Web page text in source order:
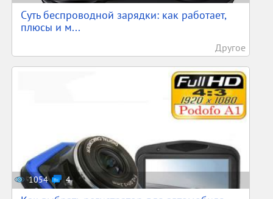
Суть беспроводной зарядки: как работает,
плюсы и м...
Другое
1054 4